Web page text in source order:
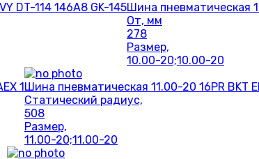
DT-114 146A8 GK-145Шина пневматическая
От, мм
278
Размер,
10.00-20;10.00-20
1Шина пневматическая 11.00-20 16PR BKT
Статический радиус,
508
Размер,
11.00-20;11.00-20